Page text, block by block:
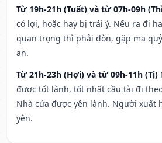
Từ 19h-21h (Tuất) và từ 07h-09h
có lợi, hoặc hay bị trái ý. Nếu ra đi
quan trọng thì phải đòn, gặp ma
an.
Từ 21h-23h (Hợi) và từ 09h-11h (Tị)
được tốt lành, tốt nhất cầu tài đi
Nhà cửa được yên lành. Người xuất
yên.